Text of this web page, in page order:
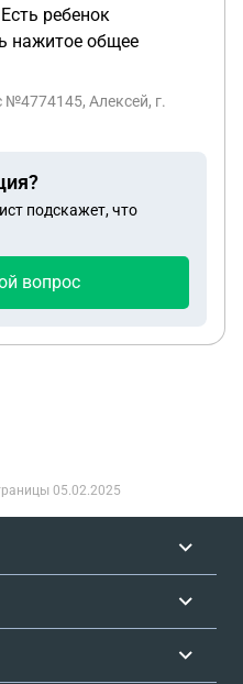
ребенок
нажитое общее
№4774145, Алексей, г.
подскажет, что
вопрос
05.02.2025